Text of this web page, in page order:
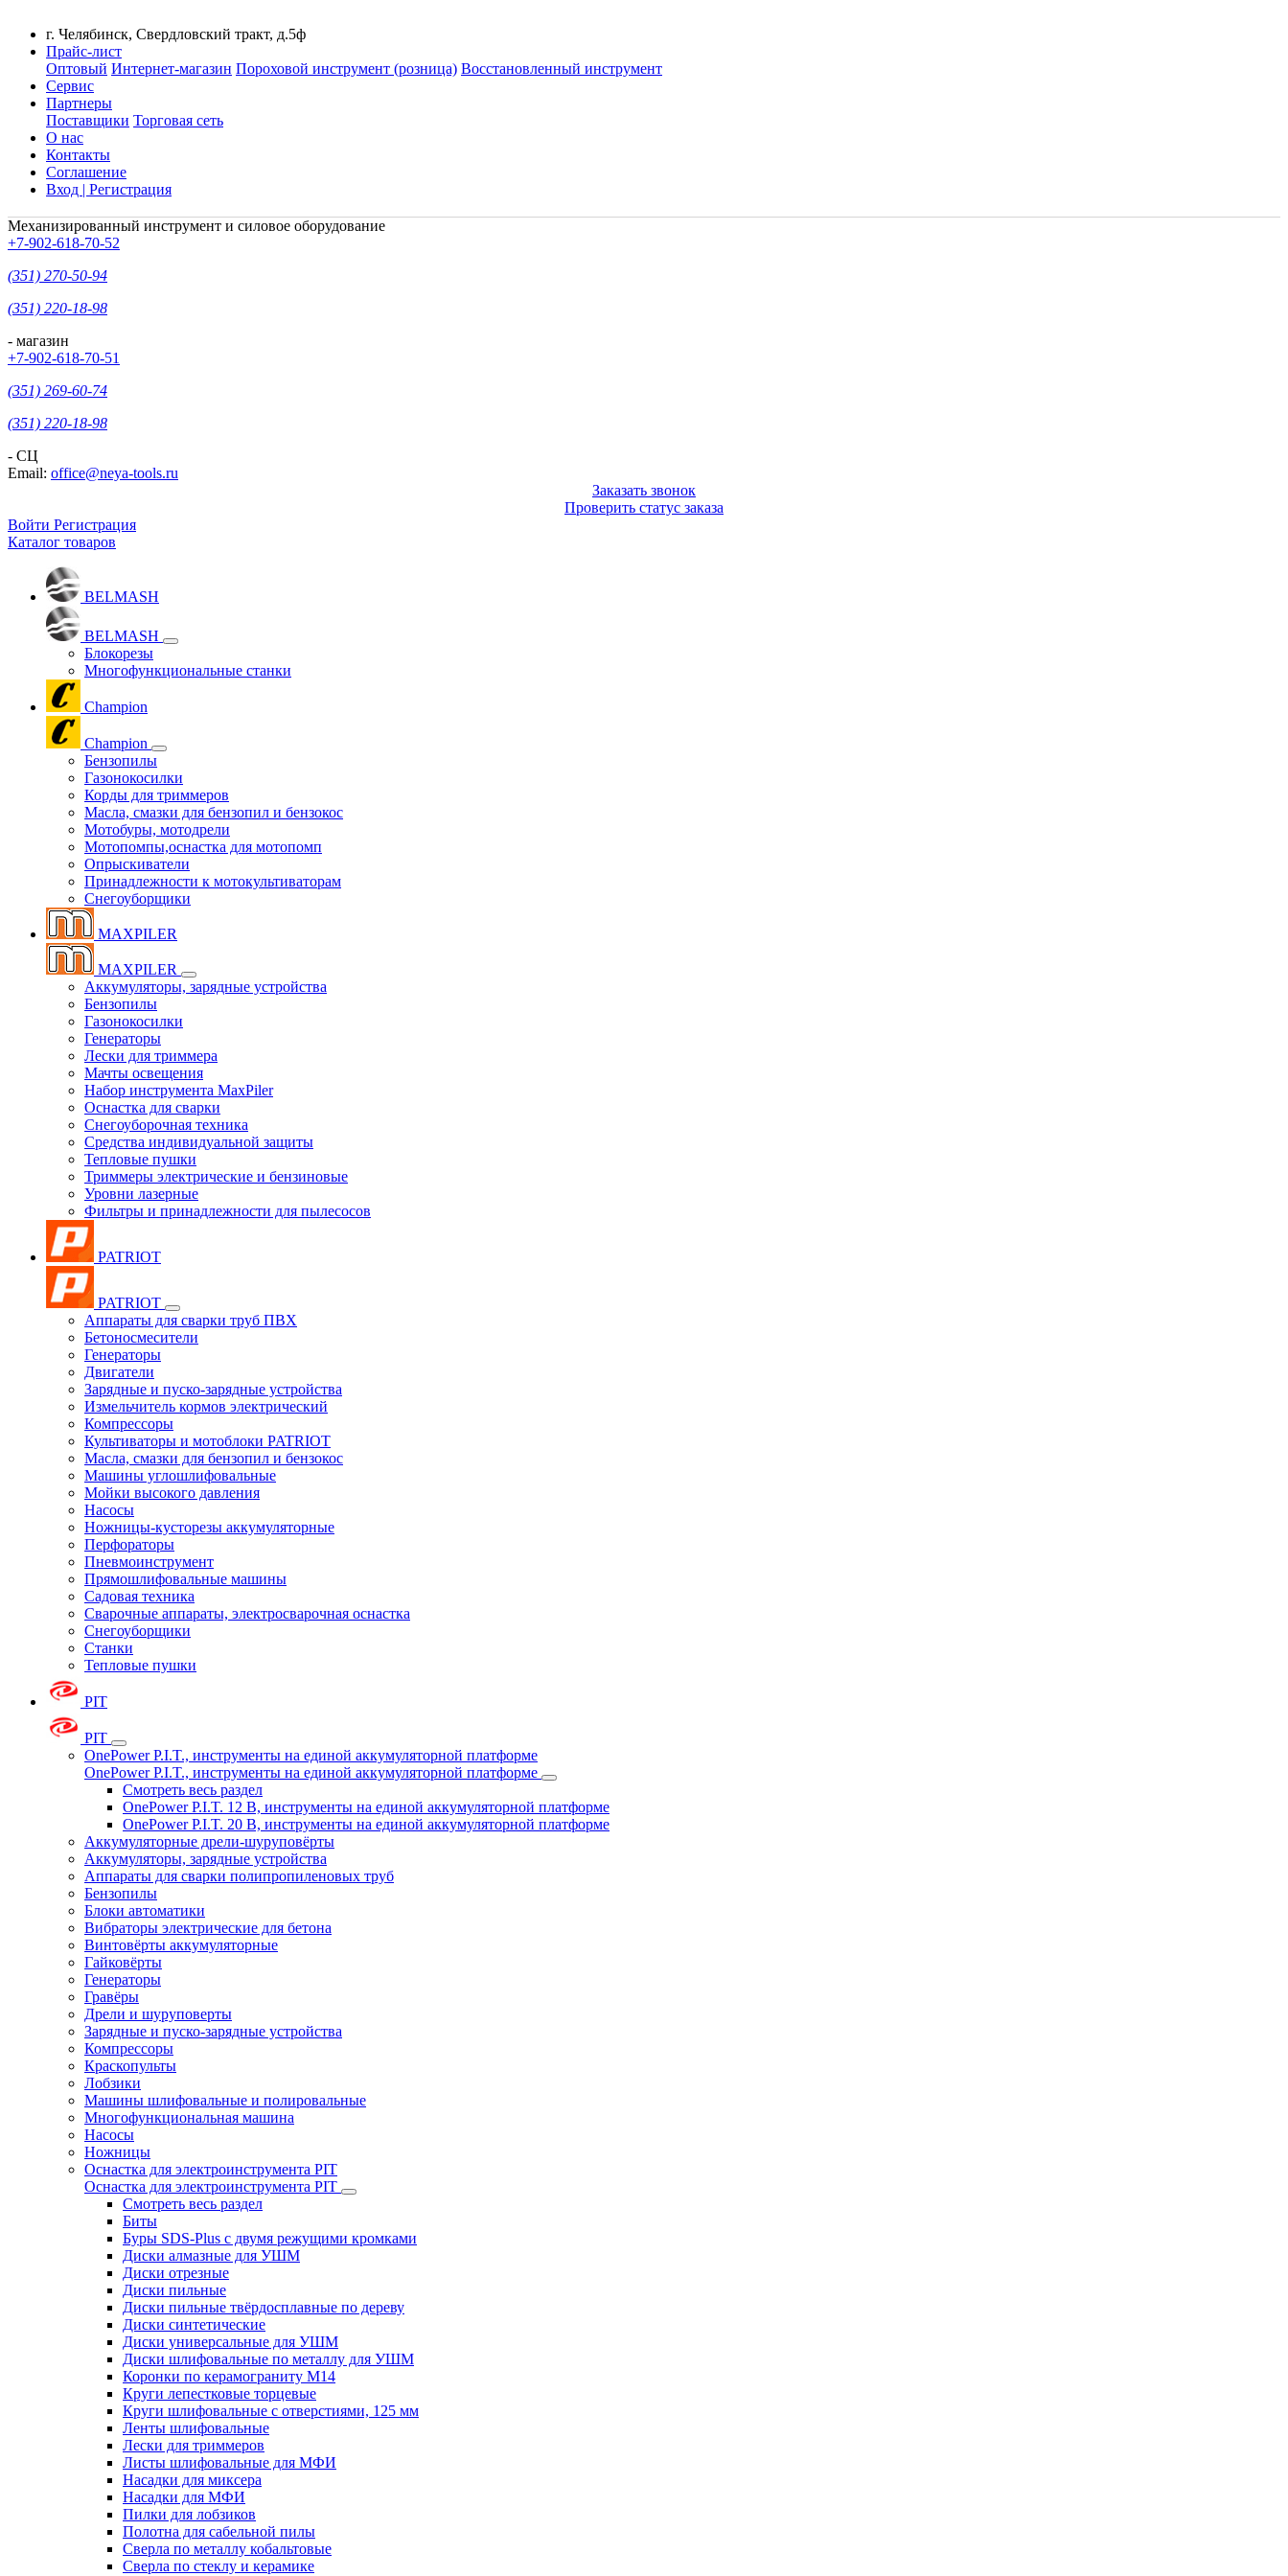
г. Челябинск, Свердловский тракт, д.5ф
Прайс-лист
Оптовый Интернет-магазин Пороховой инструмент (розница) Восстановленный инструмент
Сервис
Партнеры
Поставщики Торговая сеть
О нас
Контакты
Соглашение
Вход | Регистрация
Механизированный инструмент и силовое оборудование
+7-902-618-70-52
(351) 270-50-94
(351) 220-18-98
- магазин
+7-902-618-70-51
(351) 269-60-74
(351) 220-18-98
- СЦ
Email: office@neya-tools.ru
Заказать звонок
Проверить статус заказа
Войти Регистрация
Каталог товаров
BELMASH
BELMASH
Блокорезы
Многофункциональные станки
Champion
Champion
Бензопилы
Газонокосилки
Корды для триммеров
Масла, смазки для бензопил и бензокос
Мотобуры, мотодрели
Мотопомпы,оснастка для мотопомп
Опрыскиватели
Принадлежности к мотокультиваторам
Снегоуборщики
MAXPILER
MAXPILER
Аккумуляторы, зарядные устройства
Бензопилы
Газонокосилки
Генераторы
Лески для триммера
Мачты освещения
Набор инструмента MaxPiler
Оснастка для сварки
Снегоуборочная техника
Средства индивидуальной защиты
Тепловые пушки
Триммеры электрические и бензиновые
Уровни лазерные
Фильтры и принадлежности для пылесосов
PATRIOT
PATRIOT
Аппараты для сварки труб ПВХ
Бетоносмесители
Генераторы
Двигатели
Зарядные и пуско-зарядные устройства
Измельчитель кормов электрический
Компрессоры
Культиваторы и мотоблоки PATRIOT
Масла, смазки для бензопил и бензокос
Машины углошлифовальные
Мойки высокого давления
Насосы
Ножницы-кусторезы аккумуляторные
Перфораторы
Пневмоинструмент
Прямошлифовальные машины
Садовая техника
Сварочные аппараты, электросварочная оснастка
Снегоуборщики
Станки
Тепловые пушки
PIT
PIT
OnePower P.I.T., инструменты на единой аккумуляторной платформе
OnePower P.I.T., инструменты на единой аккумуляторной платформе
Смотреть весь раздел
OnePower P.I.T. 12 В, инструменты на единой аккумуляторной платформе
OnePower P.I.T. 20 В, инструменты на единой аккумуляторной платформе
Аккумуляторные дрели-шуруповёрты
Аккумуляторы, зарядные устройства
Аппараты для сварки полипропиленовых труб
Бензопилы
Блоки автоматики
Вибраторы электрические для бетона
Винтовёрты аккумуляторные
Гайковёрты
Генераторы
Гравёры
Дрели и шуруповерты
Зарядные и пуско-зарядные устройства
Компрессоры
Краскопульты
Лобзики
Машины шлифовальные и полировальные
Многофункциональная машина
Насосы
Ножницы
Оснастка для электроинструмента PIT
Оснастка для электроинструмента PIT
Смотреть весь раздел
Биты
Буры SDS-Plus c двумя режущими кромками
Диски алмазные для УШМ
Диски отрезные
Диски пильные
Диски пильные твёрдосплавные по дереву
Диски синтетические
Диски универсальные для УШМ
Диски шлифовальные по металлу для УШМ
Коронки по керамограниту M14
Круги лепестковые торцевые
Круги шлифовальные с отверстиями, 125 мм
Ленты шлифовальные
Лески для триммеров
Листы шлифовальные для МФИ
Насадки для миксера
Насадки для МФИ
Пилки для лобзиков
Полотна для сабельной пилы
Сверла по металлу кобальтовые
Сверла по стеклу и керамике